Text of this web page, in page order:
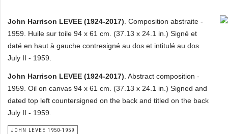
John Harrison LEVEE (1924-2017) . Composition abstraite -
1959. Huile sur toile 94 x 61 cm. (37.13 x 24.1 in.) Signé et
daté en haut à gauche contresigné au dos et intitulé au dos
July II - 1959.
John Harrison LEVEE (1924-2017) . Abstract composition -
1959. Oil on canvas 94 x 61 cm. (37.13 x 24.1 in.) Signed and
dated top left countersigned on the back and titled on the back
July II - 1959.
JOHN LEVEE 1950-1959